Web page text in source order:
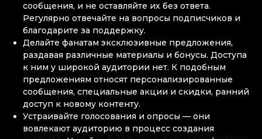
сообщения, и не оставляйте их без ответа.
Регулярно отвечайте на вопросы подписчиков и
благодарите за поддержку.
Делайте фанатам эксклюзивные предложения,
раздавая различные материалы и бонусы. Доступа
к ним у широкой аудитории нет. К подобным
предложениям относят персонализированные
сообщения, специальные акции и скидки, ранний
доступ к новому контенту.
Устраивайте голосования и опросы — они
вовлекают аудиторию в процесс создания